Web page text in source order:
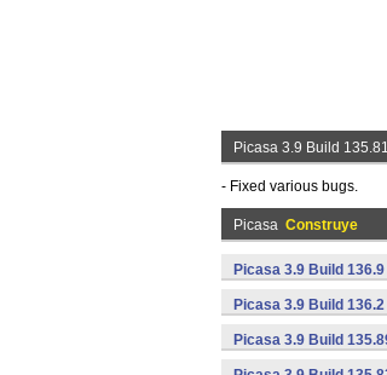
Picasa 3.9 Build 135.81
- Fixed various bugs.
Picasa Construye
Picasa 3.9 Build 136.9
Picasa 3.9 Build
Picasa 3.9 Build